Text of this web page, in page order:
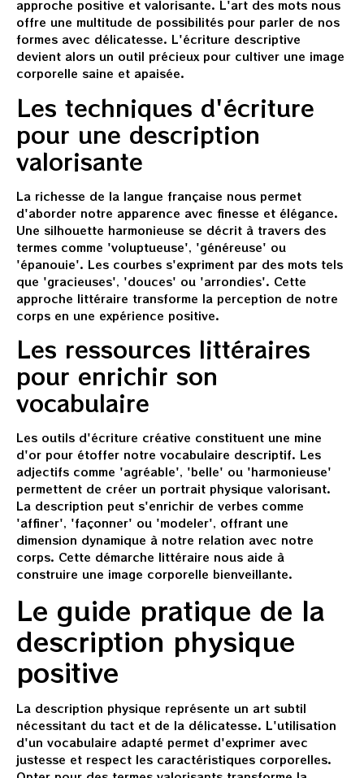
approche positive et valorisante. L'art des mots nous
offre une multitude de possibilités pour parler de nos
formes avec délicatesse. L'écriture descriptive
devient alors un outil précieux pour cultiver une image
corporelle saine et apaisée.
Les techniques d'écriture
pour une description
valorisante
La richesse de la langue française nous permet
d'aborder notre apparence avec finesse et élégance.
Une silhouette harmonieuse se décrit à travers des
termes comme 'voluptueuse', 'généreuse' ou
'épanouie'. Les courbes s'expriment par des mots tels
que 'gracieuses', 'douces' ou 'arrondies'. Cette
approche littéraire transforme la perception de notre
corps en une expérience positive.
Les ressources littéraires
pour enrichir son
vocabulaire
Les outils d'écriture créative constituent une mine
d'or pour étoffer notre vocabulaire descriptif. Les
adjectifs comme 'agréable', 'belle' ou 'harmonieuse'
permettent de créer un portrait physique valorisant.
La description peut s'enrichir de verbes comme
'affiner', 'façonner' ou 'modeler', offrant une
dimension dynamique à notre relation avec notre
corps. Cette démarche littéraire nous aide à
construire une image corporelle bienveillante.
Le guide pratique de la
description physique
positive
La description physique représente un art subtil
nécessitant du tact et de la délicatesse. L'utilisation
d'un vocabulaire adapté permet d'exprimer avec
justesse et respect les caractéristiques corporelles.